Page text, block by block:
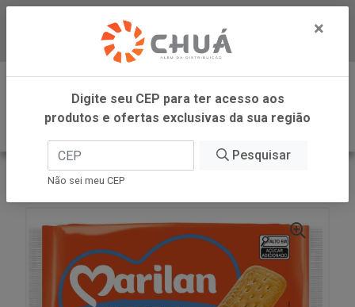
Baixe já nosso APP
0
INÍCIO MARILAN
×
Digite seu CEP para ter acesso aos
produtos e ofertas exclusivas da sua região
Pesquisar
Não sei meu CEP